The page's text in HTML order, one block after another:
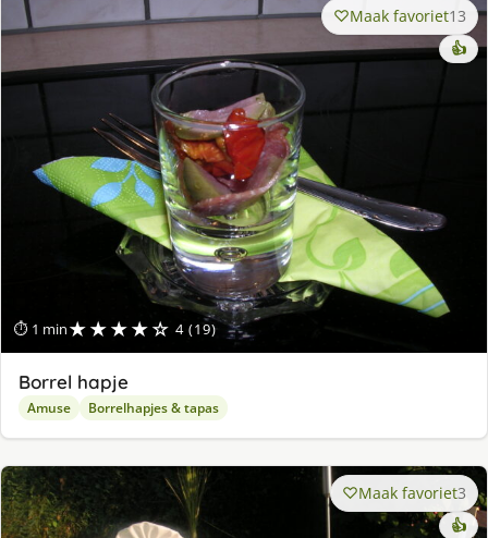
⏱ 1 min★★★★☆ 4 (19)
Maak favoriet13
👍
Borrel hapje
Amuse Borrelhapjes & tapas
Maak favoriet3
👍